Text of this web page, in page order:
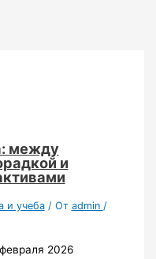
между
и
и учеба/ От admin /
2026